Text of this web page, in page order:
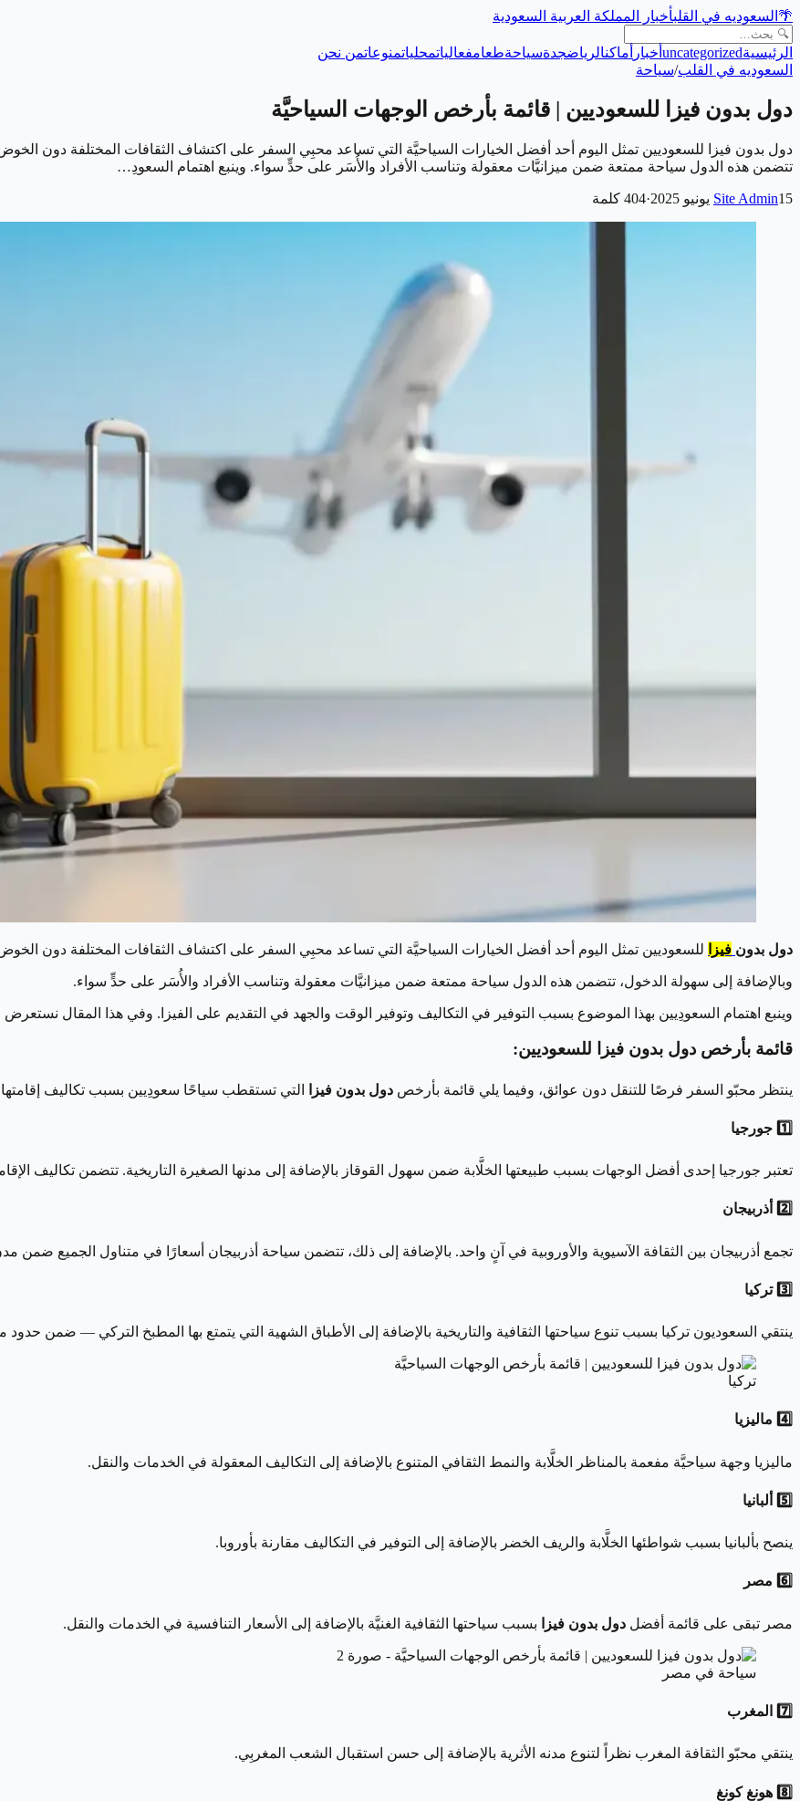
🌴 السعوديه في القلبأخبار المملكة العربية السعودية
الرئيسيةuncategorized أخبار أماكنالرياضجدةسياحةطعامفعالياتمحلياتمنوعاتمن نحن
السعوديه في القلب/سياحة
دول بدون فيزا للسعوديين | قائمة بأرخص الوجهات السياحيَّة
دول بدون فيزا للسعوديين تمثل اليوم أحد أفضل الخيارات السياحيَّة التي تساعد محبِي السفر على اكتشاف الثقافات المختلفة دون
تتضمن هذه الدول سياحة ممتعة ضمن ميزانيَّات معقولة وتناسب الأفراد والأُسَر على حدٍّ سواء. وينبع اهتمام السعودِ…
Site Admin15 يونيو 2025 ·
404 كلمة
دول بدون فيزا للسعوديين تمثل اليوم أحد أفضل الخيارات السياحيَّة التي تساعد محبِي السفر على اكتشاف الثقافات المختلفة دون
وبالإضافة إلى سهولة الدخول، تتضمن هذه الدول سياحة ممتعة ضمن ميزانيَّات معقولة وتناسب الأفراد والأُسَر على حدٍّ سواء.
وينبع اهتمام السعودِيين بهذا الموضوع بسبب التوفير في التكاليف وتوفير الوقت والجهد في التقديم على الفيزا. وفي هذا المقال
قائمة بأرخص دول بدون فيزا للسعوديين:
ينتظر محبّو السفر فرصًا للتنقل دون عوائق، وفيما يلي قائمة بأرخص دول بدون فيزا التي تستقطب سياحًا سعودِيين بسبب تكاليف إقامتها
1️⃣ جورجيا
تعتبر جورجيا إحدى أفضل الوجهات بسبب طبيعتها الخلَّابة ضمن سهول القوقاز بالإضافة إلى مدنها الصغيرة التاريخية. تتضمن تكاليف
2️⃣ أذربيجان
تجمع أذربيجان بين الثقافة الآسيوية والأوروبية في آنٍ واحد. بالإضافة إلى ذلك، تتضمن سياحة أذربيجان أسعارًا في متناول الجميع ضمن
3️⃣ تركيا
ينتقي السعوديون تركيا بسبب تنوع سياحتها الثقافية والتاريخية بالإضافة إلى الأطباق الشهية التي يتمتع بها المطبخ التركي — ضمن حدود
تركيا
4️⃣ ماليزيا
ماليزيا وجهة سياحيَّة مفعمة بالمناظر الخلَّابة والنمط الثقافي المتنوع بالإضافة إلى التكاليف المعقولة في الخدمات والنقل.
5️⃣ ألبانيا
ينصح بألبانيا بسبب شواطئها الخلَّابة والريف الخضر بالإضافة إلى التوفير في التكاليف مقارنة بأوروبا.
6️⃣ مصر
مصر تبقى على قائمة أفضل دول بدون فيزا بسبب سياحتها الثقافية الغنيَّة بالإضافة إلى الأسعار التنافسية في الخدمات والنقل.
سياحة في مصر
7️⃣ المغرب
ينتقي محبّو الثقافة المغرب نظراً لتنوع مدنه الأثرية بالإضافة إلى حسن استقبال الشعب المغربِي.
8️⃣ هونغ كونغ